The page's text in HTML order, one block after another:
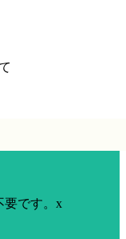
です。 x